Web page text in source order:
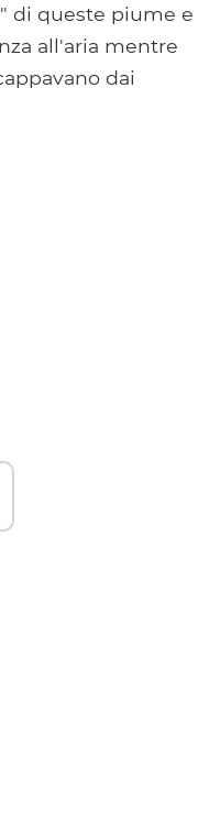
di queste piume e
all'aria mentre
dai